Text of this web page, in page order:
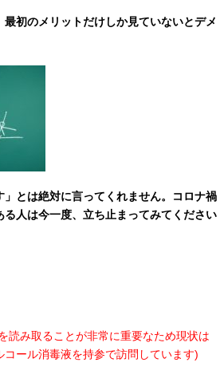
最初のメリットだけしか見ていないとデメ
とは絶対に言ってくれません。
コロナ禍
人は今一度、立ち止まってみてください
読み取ることが非常に重要なため現状は
ール消毒液を持参で訪問しています)